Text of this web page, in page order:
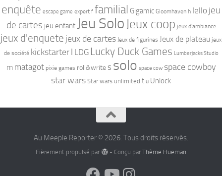
enquête escape game expert f familial Gigamic Gloomhaven h Iello jeu
de cartes jeu enfant Jeu Solo Jeux coop jeux d'ambiance
jeux d'enquete jeux de cartes Jeux de figurines Jeux de plateau jeux
de société kickstarter l LDG Lucky Duck Games Lumberjacks Studio
m matagot pixie games roll&write s solo space cow space cowboy
star wars Star wars unlimited t u Unlock
Au Meeple Reporter © 2026. Tous droits réservés.
Fièrement propulsé par - Conçu par Thème Hueman